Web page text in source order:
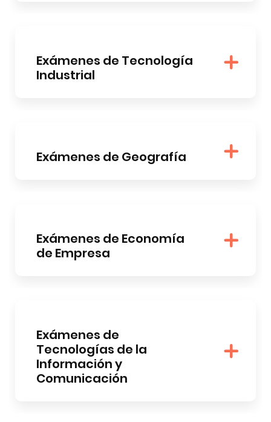
Exámenes de Tecnología
Industrial
Exámenes de Geografía
Exámenes de Economía
de Empresa
Exámenes de
Tecnologías de la
Información y
Comunicación